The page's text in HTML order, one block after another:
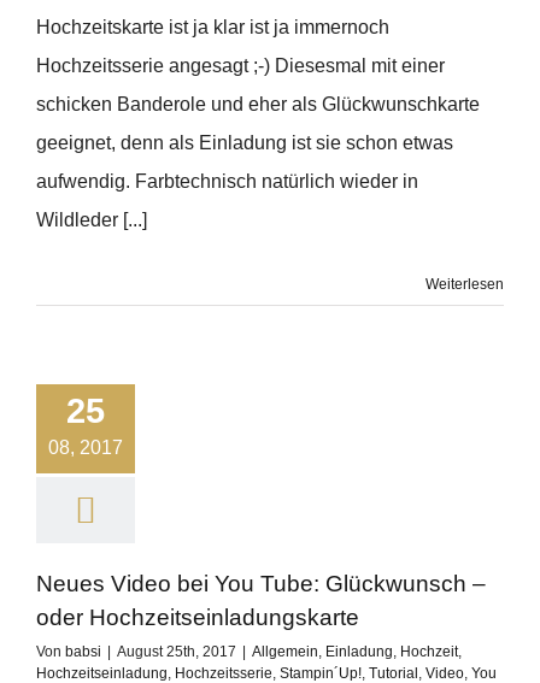
Hochzeitskarte ist ja klar ist ja immernoch
Hochzeitsserie angesagt ;-) Diesesmal mit einer
schicken Banderole und eher als Glückwunschkarte
geeignet, denn als Einladung ist sie schon etwas
aufwendig. Farbtechnisch natürlich wieder in
Wildleder [...]
Weiterlesen
25
08, 2017
Neues Video bei You Tube: Glückwunsch –
oder Hochzeitseinladungskarte
Von babsi August 25th, 2017 Allgemein, Einladung, Hochzeit,
Hochzeitseinladung, Hochzeitsserie, Stampin´Up!, Tutorial , Video, You